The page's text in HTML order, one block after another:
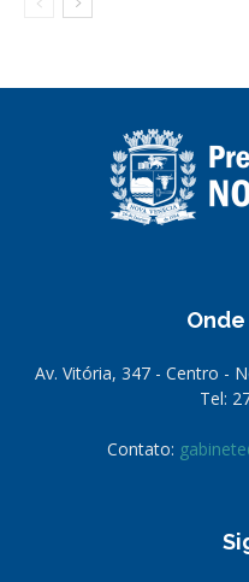
Av. Vitória, 347 - Centro -
Tel:
Contato: